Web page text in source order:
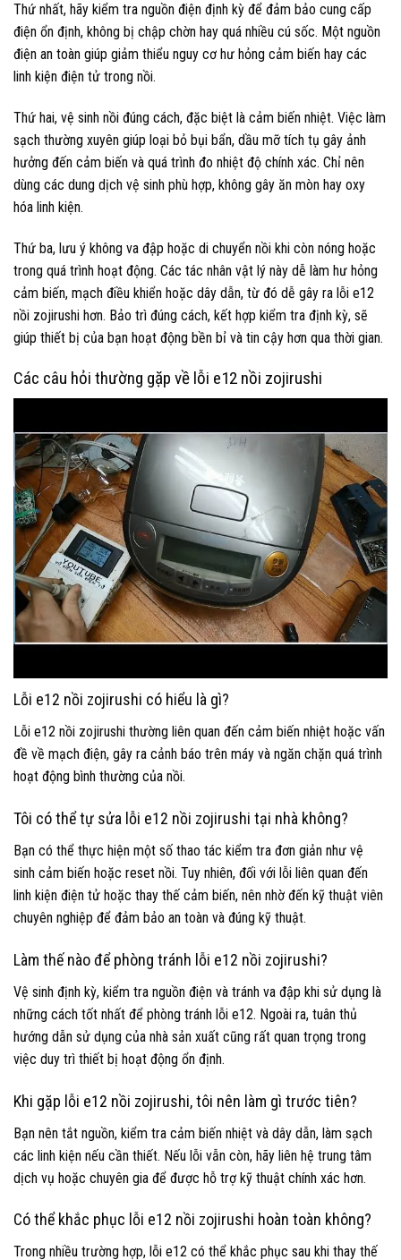
Thứ nhất, hãy kiểm tra nguồn điện định kỳ để đảm bảo cung cấp
điện ổn định, không bị chập chờn hay quá nhiều cú sốc. Một nguồn
điện an toàn giúp giảm thiểu nguy cơ hư hỏng cảm biến hay các
linh kiện điện tử trong nồi.
Thứ hai, vệ sinh nồi đúng cách, đặc biệt là cảm biến nhiệt. Việc làm
sạch thường xuyên giúp loại bỏ bụi bẩn, dầu mỡ tích tụ gây ảnh
hưởng đến cảm biến và quá trình đo nhiệt độ chính xác. Chỉ nên
dùng các dung dịch vệ sinh phù hợp, không gây ăn mòn hay oxy
hóa linh kiện.
Thứ ba, lưu ý không va đập hoặc di chuyển nồi khi còn nóng hoặc
trong quá trình hoạt động. Các tác nhân vật lý này dễ làm hư hỏng
cảm biến, mạch điều khiển hoặc dây dẫn, từ đó dễ gây ra lỗi e12
nồi zojirushi hơn. Bảo trì đúng cách, kết hợp kiểm tra định kỳ, sẽ
giúp thiết bị của bạn hoạt động bền bỉ và tin cậy hơn qua thời gian.
Các câu hỏi thường gặp về lỗi e12 nồi zojirushi
Lỗi e12 nồi zojirushi có hiểu là gì?
Lỗi e12 nồi zojirushi thường liên quan đến cảm biến nhiệt hoặc vấn
đề về mạch điện, gây ra cảnh báo trên máy và ngăn chặn quá trình
hoạt động bình thường của nồi.
Tôi có thể tự sửa lỗi e12 nồi zojirushi tại nhà không?
Bạn có thể thực hiện một số thao tác kiểm tra đơn giản như vệ
sinh cảm biến hoặc reset nồi. Tuy nhiên, đối với lỗi liên quan đến
linh kiện điện tử hoặc thay thế cảm biến, nên nhờ đến kỹ thuật viên
chuyên nghiệp để đảm bảo an toàn và đúng kỹ thuật.
Làm thế nào để phòng tránh lỗi e12 nồi zojirushi?
Vệ sinh định kỳ, kiểm tra nguồn điện và tránh va đập khi sử dụng là
những cách tốt nhất để phòng tránh lỗi e12. Ngoài ra, tuân thủ
hướng dẫn sử dụng của nhà sản xuất cũng rất quan trọng trong
việc duy trì thiết bị hoạt động ổn định.
Khi gặp lỗi e12 nồi zojirushi, tôi nên làm gì trước tiên?
Bạn nên tắt nguồn, kiểm tra cảm biến nhiệt và dây dẫn, làm sạch
các linh kiện nếu cần thiết. Nếu lỗi vẫn còn, hãy liên hệ trung tâm
dịch vụ hoặc chuyên gia để được hỗ trợ kỹ thuật chính xác hơn.
Có thể khắc phục lỗi e12 nồi zojirushi hoàn toàn không?
Trong nhiều trường hợp, lỗi e12 có thể khắc phục sau khi thay thế